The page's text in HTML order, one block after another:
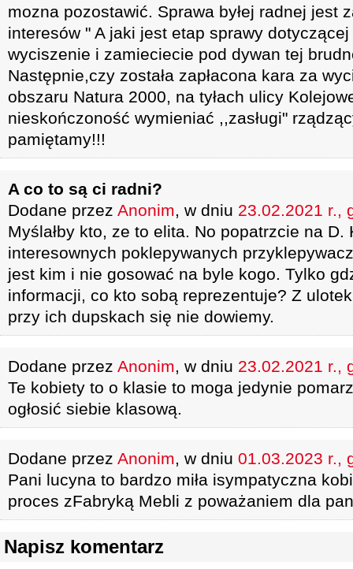
mozna pozostawić. Sprawa byłej radnej jest
interesów " A jaki jest etap sprawy
wyciszenie i zamieciecie pod dywan tej
Następnie,czy została zapłacona kara za
obszaru Natura 2000, na tyłach ulicy
nieskończoność wymieniać ,,zasługi"
pamiętamy!!!
A co to są ci radni?
Dodane przez Anonim, w dniu 23.02.2021 r.,
Myślałby kto, ze to elita. No popatrzcie na
interesownych poklepywanych
jest kim i nie gosować na byle kogo. Tylko
informacji, co kto sobą reprezentuje? Z
przy ich dupskach się nie dowiemy.
Dodane przez Anonim, w dniu 23.02.2021 r.,
Te kobiety to o klasie to moga jedynie
ogłosić siebie klasową.
Dodane przez Anonim, w dniu 01.03.2023 r.,
Pani lucyna to bardzo miła isympatyczna
proces zFabryką Mebli z poważaniem dla
Napisz komentarz